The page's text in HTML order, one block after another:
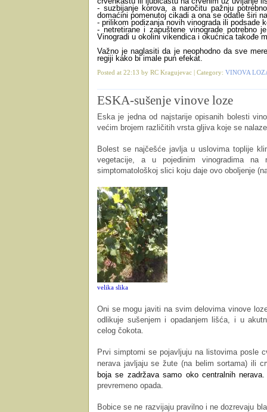
- suzbijanje korova, a naročitu pažnju
domaćini pomenutoj cikadi a ona se odatle širi
- prilikom podizanja novih vinograda ili podsade
- netretirane i zapuštene vinograde potrebno
Vinogradi u okolini vikendica i okućnica takođe
Važno je naglasiti da je neophodno da sve
regiji kako bi imale pun efekat.
Posted at 22:13 by RC Kragujevac | Category: VINOVA
ESKA-sušenje vinove loze
Eska je jedna od najstarije opisanih bolesti
većim brojem različitih vrsta gljiva koje se
Bolest se najčešće javlja u uslovima toplije
vegetacije, a u pojedinim vinogradima na
simptomatološkoj slici koju daje ovo oboljenje
velika slika
Oni se mogu javiti na svim delovima vinove
odlikuje sušenjem i opadanjem lišća, i u
celog čokota.
Prvi simptomi se pojavljuju na listovima posle
nerava javljaju se žute (na belim sortama) ili
boja se zadržava samo oko centralnih nerava.
prevremeno opada.
Bobice se ne razvijaju pravilno i ne dozrevaju